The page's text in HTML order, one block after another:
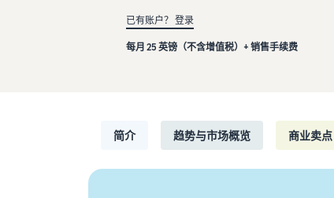
使用亚马逊物流收入计算器轻松估算利润
已有账户？ 登录
每月 25 英镑（不含增值税）+ 销售手续费
简介 趋势与市场概览 商业卖点